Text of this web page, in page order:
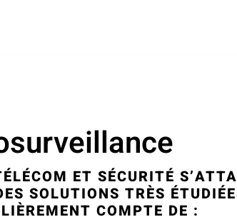
ET SÉCURITÉ
SOLUTIONS TRÈS
COMPTE DE :